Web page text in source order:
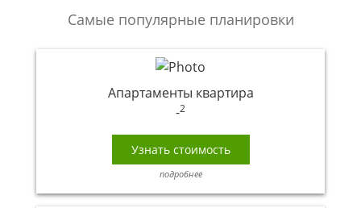
Самые популярные планировки
Апартаменты квартира
-2
Узнать стоимость
подробнее